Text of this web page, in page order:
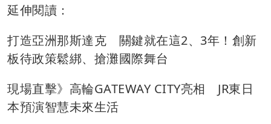
延伸閱讀：
打造亞洲那斯達克 關鍵就在這2、3年！創新
板待政策鬆綁、搶灘國際舞台
現場直擊》高輪GATEWAY CITY亮相 JR東日
本預演智慧未來生活